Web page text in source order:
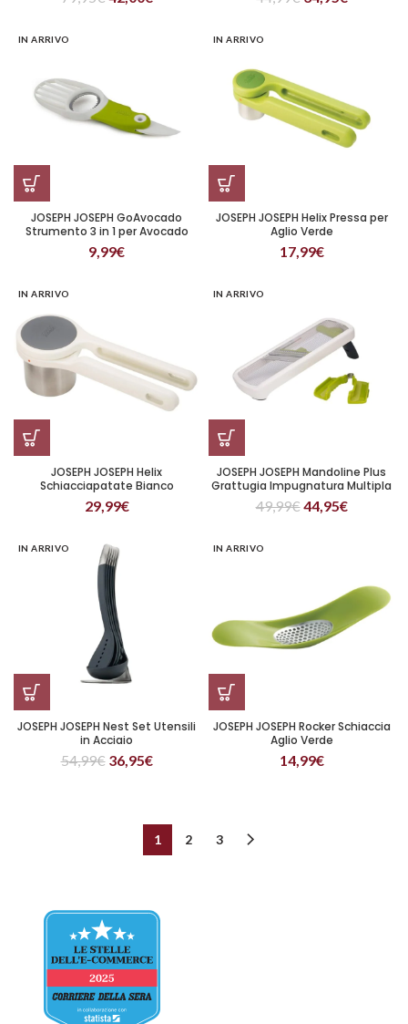
IN ARRIVO
JOSEPH JOSEPH GoAvocado
Strumento 3 in 1 per Avocado
Verde
9,99€
IN ARRIVO
JOSEPH JOSEPH Helix Pressa per
Aglio Verde
17,99€
IN ARRIVO
JOSEPH JOSEPH Helix
Schiacciapatate Bianco
29,99€
IN ARRIVO
JOSEPH JOSEPH Mandoline Plus
Grattugia Impugnatura Multipla
Bianco
49,99€44,95€
IN ARRIVO
JOSEPH JOSEPH Nest Set Utensili
in Acciaio
54,99€ 36,95€
IN ARRIVO
JOSEPH JOSEPH Rocker Schiaccia
Aglio Verde
14,99€
1 2 3